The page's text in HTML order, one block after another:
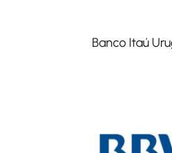
Banco Itaú